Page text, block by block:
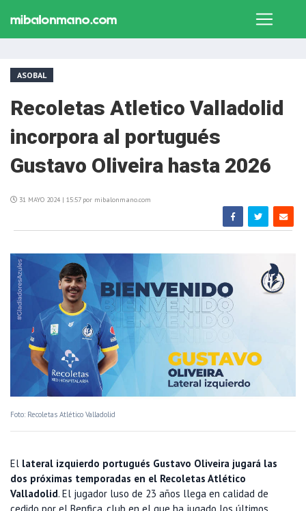
ASOBAL
Recoletas Atletico Valladolid
incorpora al portugués
Gustavo Oliveira hasta 2026
31 MAYO 2024 | 15:57 por mibalonmano.com
Foto: Recoletas Atlético Valladolid
El lateral izquierdo portugués Gustavo Oliveira jugará las
dos próximas temporadas en el Recoletas Atlético
Valladolid. El jugador luso de 23 años llega en calidad de